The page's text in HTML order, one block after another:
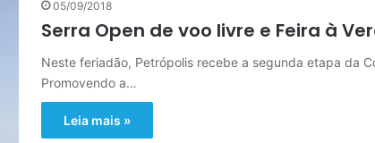
05/09/2018
Serra Open de voo livre e Feira à
Neste feriadão, Petrópolis recebe a segunda etapa da
Promovendo a…
Leia mais »